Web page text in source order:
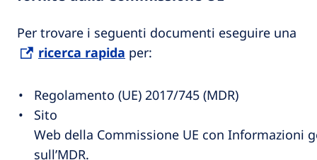
Per trovare i seguenti documenti eseguire una
ricerca rapida per:
Regolamento (UE) 2017/745 (MDR)
Sito
Web della Commissione UE con Informazioni
sull’MDR.​